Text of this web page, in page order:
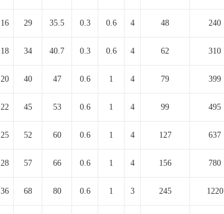
16 29 35.5 0.3 0.6 4 48 240
18 34 40.7 0.3 0.6 4 62 310
20 40 47 0.6 1 4 79 399
22 45 53 0.6 1 4 99 495
25 52 60 0.6 1 4 127 637
28 57 66 0.6 1 4 156 780
36 68 80 0.6 1 3 245 1220